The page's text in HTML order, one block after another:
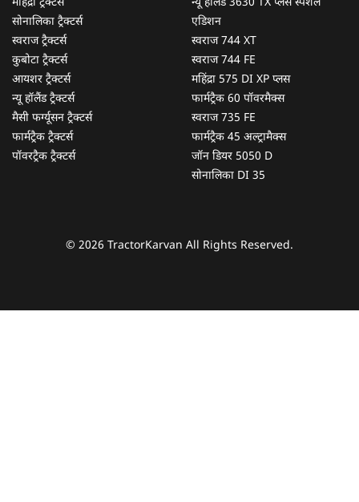
सोनालिका ट्रैक्टर्स
स्वराज ट्रैक्टर्स
कुबोटा ट्रैक्टर्स
आयशर ट्रैक्टर्स
न्यू हॉलैंड ट्रैक्टर्स
मैसी फर्ग्यूसन ट्रैक्टर्स
फार्मट्रैक ट्रैक्टर्स
पॉवरट्रैक ट्रैक्टर्स
एडिशन
स्वराज 744 XT
स्वराज 744 FE
महिंद्रा 575 DI XP प्लस
फार्मट्रैक 60 पॉवरमैक्स
स्वराज 735 FE
फार्मट्रैक 45 अल्ट्रामैक्स
जॉन डियर 5050 D
सोनालिका DI 35
© 2026 TractorKarvan All Rights Reserved.